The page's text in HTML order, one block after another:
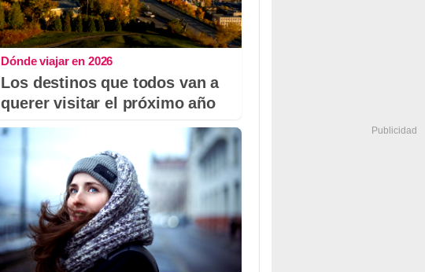
Dónde viajar en 2026
Los destinos que todos van a
querer visitar el próximo año